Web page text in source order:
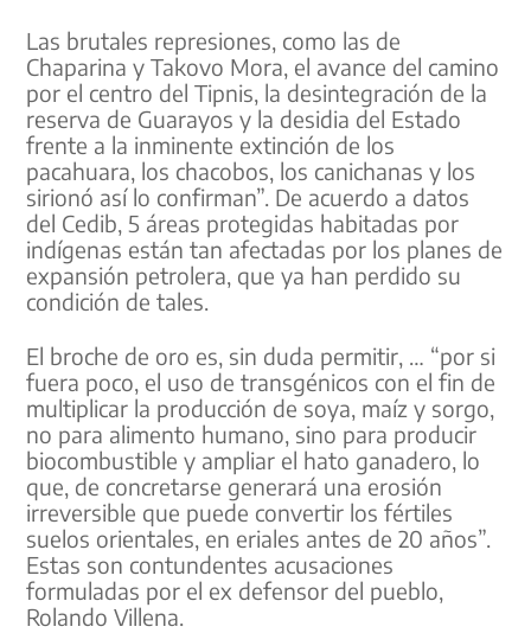
Las brutales represiones, como las de
Chaparina y Takovo Mora, el avance del camino
por el centro del Tipnis, la desintegración de la
reserva de Guarayos y la desidia del Estado
frente a la inminente extinción de los
pacahuara, los chacobos, los canichanas y los
sirionó así lo confirman”. De acuerdo a datos
del Cedib, 5 áreas protegidas habitadas por
indígenas están tan afectadas por los planes de
expansión petrolera, que ya han perdido su
condición de tales.
El broche de oro es, sin duda permitir, … “por si
fuera poco, el uso de transgénicos con el fin de
multiplicar la producción de soya, maíz y sorgo,
no para alimento humano, sino para producir
biocombustible y ampliar el hato ganadero, lo
que, de concretarse generará una erosión
irreversible que puede convertir los fértiles
suelos orientales, en eriales antes de 20 años”.
Estas son contundentes acusaciones
formuladas por el ex defensor del pueblo,
Rolando Villena.